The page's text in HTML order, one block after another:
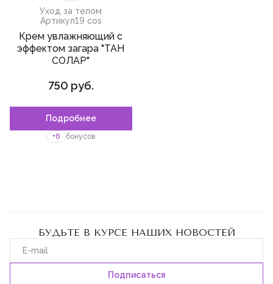
Уход за телом
Артикул19 cos
Крем увлажняющий с
эффектом загара "ТАН
СОЛАР"
750 руб.
Подробнее
+8 бонусов
БУДЬТЕ В КУРСЕ НАШИХ НОВОСТЕЙ